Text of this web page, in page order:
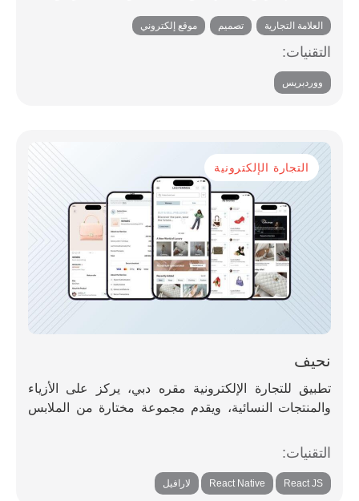
وجذب المزيد من الزبائن.
العلامة التجارية تصميم موقع إلكتروني
التقنيات:
ووردبريس
التجارة الإلكترونية
نحيف
تطبيق للتجارة الإلكترونية مقره دبي، يركز على الأزياء
والمنتجات النسائية، ويقدم مجموعة مختارة من الملابس
للمتسوقات.
التقنيات:
React JS
React Native لارافيل